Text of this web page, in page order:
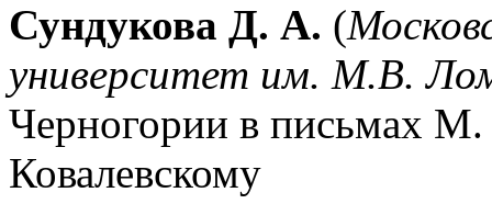
Сундукова Д. А. (
университет им. М.В.
Черногории в письмах
Ковалевскому